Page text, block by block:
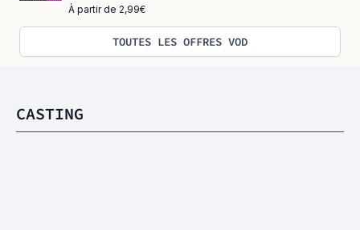
À partir de 2,99€
TOUTES LES OFFRES VOD
CASTING